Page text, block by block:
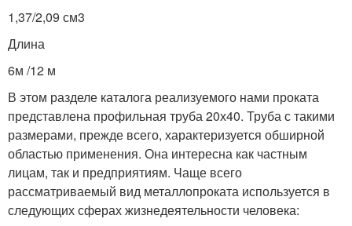
1,37/2,09 см3
Длина
6м /12 м
В этом разделе каталога реализуемого нами проката
представлена профильная труба 20х40. Труба с такими
размерами, прежде всего, характеризуется обширной
областью применения. Она интересна как частным
лицам, так и предприятиям. Чаще всего
рассматриваемый вид металлопроката используется в
следующих сферах жизнедеятельности человека: